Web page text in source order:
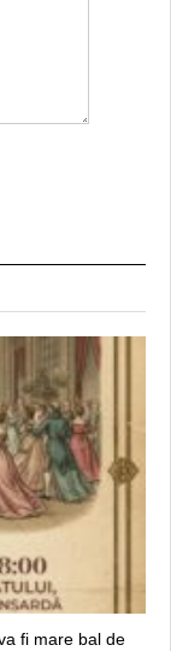
fi mare bal de